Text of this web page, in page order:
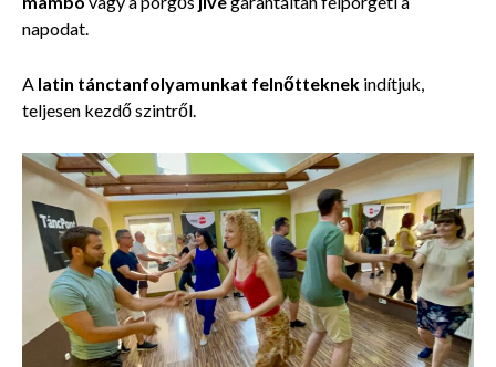
napodat.
A latin tánctanfolyamunkat felnőtteknek indítjuk,
teljesen kezdő szintről.